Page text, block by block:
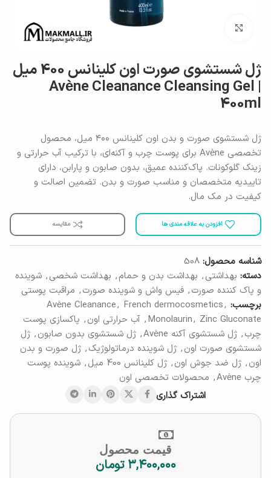
برای بزرگنمایی کلیک کنید
ژل شستشوی صورت اون کلینانس 400 میل
| Avène Cleanance Cleansing Gel
400ml
ژل شستشوی صورت و بدن اون کلینانس ۴۰۰ میل، محصول
تخصصی Avène برای پوست چرب و آکنه‌ای، با ترکیب آب حرارتی و
زینک گلوکونات. پاک‌کننده عمیق، بدون صابون و پارابن، دارای
تاییدیه متخصصان و مناسب صورت و بدن. تضمین اصالت و
کیفیت در مک مال.
افزودن به علاقه مندی ها مقایسه
شناسه محصول: 508
دسته: بهداشتی, بهداشت بدن و حمام, بهداشت شخصی, شوینده
و پاک کننده صورت, فیس واش و شوینده صورت, مراقبت پوستی
برچسب:
Avène Cleanance, French dermocosmetics,
Monolaurin, Zinc Gluconate
, آب حرارتی اون, پاکسازی پوست
چرب, ژل شستشوی آکنه Avène , ژل شستشوی بدون صابون, ژل
شستشوی صورت اون, ژل شوینده درماتولوژیک, ژل صورت و بدن
اون, ژل ضد جوش اون, ژل کلینانس 400 میل , شوینده پوست
چرب Avène
, محصولات تخصصی اون
اشتراک گذاری
قیمت محصول
۳,۴۰۰,۰۰۰ تومان